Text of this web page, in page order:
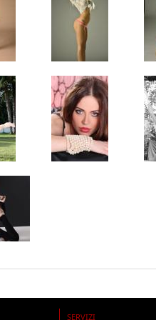
SERVIZI